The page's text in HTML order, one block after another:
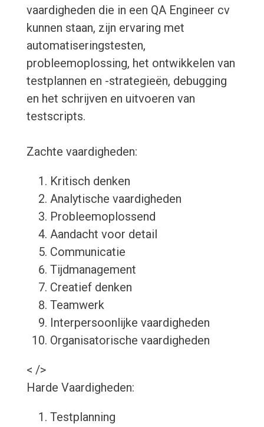
vaardigheden die in een QA Engineer cv
kunnen staan, zijn ervaring met
automatiseringstesten,
probleemoplossing, het ontwikkelen van
testplannen en -strategieën, debugging
en het schrijven en uitvoeren van
testscripts.
Zachte vaardigheden:
Kritisch denken
Analytische vaardigheden
Probleemoplossend
Aandacht voor detail
Communicatie
Tijdmanagement
Creatief denken
Teamwerk
Interpersoonlijke vaardigheden
Organisatorische vaardigheden
< />
Harde Vaardigheden:
Testplanning